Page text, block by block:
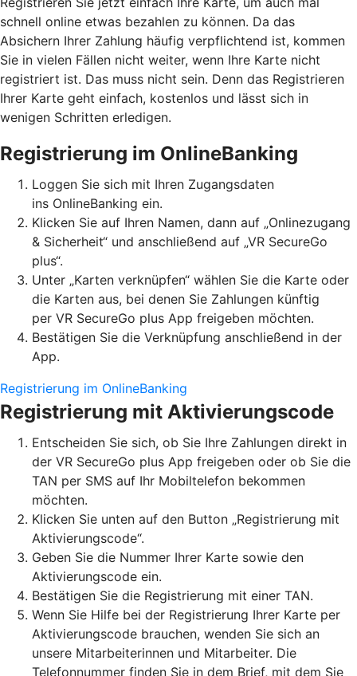
schnell online etwas bezahlen zu können. Da das
Absichern Ihrer Zahlung häufig verpflichtend ist, kommen
Sie in vielen Fällen nicht weiter, wenn Ihre Karte nicht
registriert ist. Das muss nicht sein. Denn das Registrieren
Ihrer Karte geht einfach, kostenlos und lässt sich in
wenigen Schritten erledigen.
Registrierung im OnlineBanking
Loggen Sie sich mit Ihren Zugangsdaten
ins OnlineBanking ein.
Klicken Sie auf Ihren Namen, dann auf „Onlinezugang
& Sicherheit“ und anschließend auf „VR SecureGo
plus“.
Unter „Karten verknüpfen“ wählen Sie die Karte oder
die Karten aus, bei denen Sie Zahlungen künftig
per VR SecureGo plus App freigeben möchten.
Bestätigen Sie die Verknüpfung anschließend in der
App.
Registrierung im OnlineBanking
Registrierung mit Aktivierungscode
Entscheiden Sie sich, ob Sie Ihre Zahlungen direkt in
der VR SecureGo plus App freigeben oder ob Sie die
TAN per SMS auf Ihr Mobiltelefon bekommen
möchten.
Klicken Sie unten auf den Button „Registrierung mit
Aktivierungscode“.
Geben Sie die Nummer Ihrer Karte sowie den
Aktivierungscode ein.
Bestätigen Sie die Registrierung mit einer TAN.
Wenn Sie Hilfe bei der Registrierung Ihrer Karte per
Aktivierungscode brauchen, wenden Sie sich an
unsere Mitarbeiterinnen und Mitarbeiter. Die
Telefonnummer finden Sie in dem Brief, mit dem Sie